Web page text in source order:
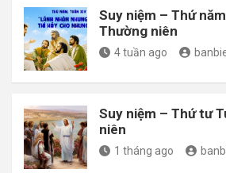
Suy niệm – Thứ
Thường niên
4 tuần ago
Suy niệm – Thứ tư
niên
1 tháng ago